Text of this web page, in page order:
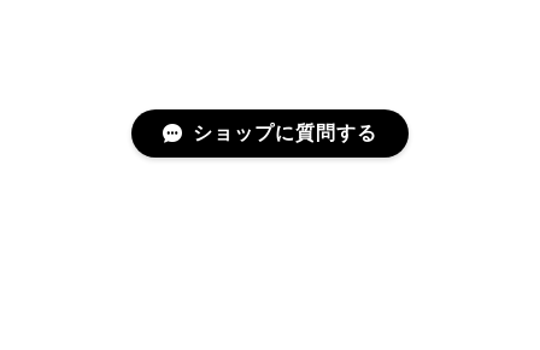
2025/10/03
ショップに質問する